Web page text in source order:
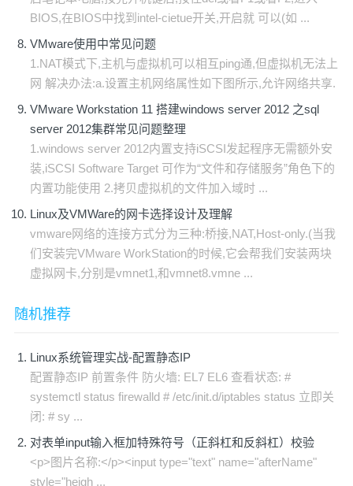
BIOS,在BIOS中找到intel-cietue开关,开启就 可以(如 ...
VMware使用中常见问题
1.NAT模式下,主机与虚拟机可以相互ping通,但虚拟机无法上
网 解决办法:a.设置主机网络属性如下图所示,允许网络共享.
VMware Workstation 11 搭建windows server 2012 之sql
server 2012集群常见问题整理
1.windows server 2012内置支持iSCSI发起程序无需额外安
装,iSCSI Software Target 可作为“文件和存储服务”角色下的
内置功能使用 2.拷贝虚拟机的文件加入域时 ...
Linux及VMWare的网卡选择设计及理解
vmware网络的连接方式分为三种:桥接,NAT,Host-only.(当我
们安装完VMware WorkStation的时候,它会帮我们安装两块
虚拟网卡,分别是vmnet1,和vmnet8.vmne ...
随机推荐
Linux系统管理实战-配置静态IP
配置静态IP 前置条件 防火墙: EL7 EL6 查看状态: #
systemctl status firewalld # /etc/init.d/iptables status 立即关
闭: # sy ...
对表单input输入框加特殊符号（正斜杠和反斜杠）校验
<p>图片名称:</p><input type="text" name="afterName"
style="heigh ...